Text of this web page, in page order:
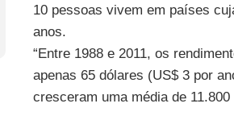
10 pessoas vivem em países
anos.
“Entre 1988 e 2011, os
apenas 65 dólares (US$ 3 por
cresceram uma média de